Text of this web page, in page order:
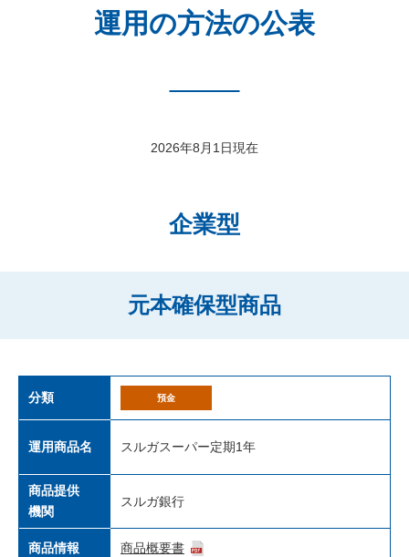
運用の方法の公表
2026年8月1日現在
企業型
元本確保型商品
分類 預金
運用商品名 スルガスーパー定期1年
商品提供
機関
スルガ銀行
商品情報 商品概要書